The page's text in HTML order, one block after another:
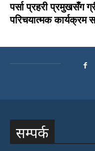
पर्सा प्रहरी प्रमुखसँग
परिचयात्मक कार्यक्रम
सम्पर्क